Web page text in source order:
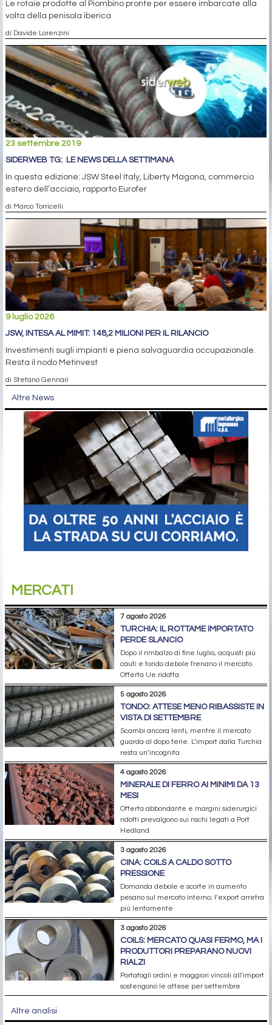
Le rotaie prodotte al Piombino pronte per essere imbarcate alla
volta della penisola iberica
di Davide Lorenzini
23 settembre 2019
SIDERWEB TG: LE NEWS DELLA SETTIMANA
In questa edizione: JSW Steel Italy, Liberty Magona, commercio
estero dell’acciaio, rapporto Eurofer
di Marco Torricelli
9 luglio 2026
JSW, INTESA AL MIMIT: 148,2 MILIONI PER IL RILANCIO
Investimenti sugli impianti e piena salvaguardia occupazionale.
Resta il nodo Metinvest
di Stefano Gennari
Altre News
MERCATI
7 agosto 2026
TURCHIA: IL ROTTAME IMPORTATO
PERDE SLANCIO
Dopo il rimbalzo di fine luglio, acquisti più
cauti e tondo debole frenano il mercato.
Offerta Ue ridotta
5 agosto 2026
TONDO: ATTESE MENO RIBASSISTE IN
VISTA DI SETTEMBRE
Scambi ancora lenti, mentre il mercato
guarda al dopo ferie. L’import dalla Turchia
resta un’incognita
4 agosto 2026
MINERALE DI FERRO AI MINIMI DA 13
MESI
Offerta abbondante e margini siderurgici
ridotti prevalgono sui rischi legati a Port
Hedland
3 agosto 2026
CINA: COILS A CALDO SOTTO
PRESSIONE
Domanda debole e scorte in aumento
pesano sul mercato interno; l’export arretra
più lentamente
3 agosto 2026
COILS: MERCATO QUASI FERMO, MA I
PRODUTTORI PREPARANO NUOVI
RIALZI
Portafogli ordini e maggiori vincoli all’import
sostengono le attese per settembre
Altre analisi